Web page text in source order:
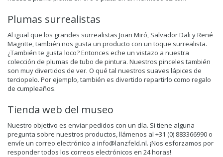
Plumas surrealistas
Al igual que los grandes surrealistas Joan Miró, Salvador Dali y René
Magritte, también nos gusta un producto con un toque surrealista.
¿También te gusta loco? Entonces eche un vistazo a nuestra
colección de plumas de tubo de pintura. Nuestros pinceles también
son muy divertidos de ver. O qué tal nuestros suaves lápices de
terciopelo. Por ejemplo, también es divertido repartirlo como regalo
de cumpleaños.
Tienda web del museo
Nuestro objetivo es enviar pedidos con un día. Si tiene alguna
pregunta sobre nuestros productos, llámenos al +31 (0) 883366990 o
envíe un correo electrónico a info@lanzfeld.nl. ¡Nos esforzamos por
responder todos los correos electrónicos en 24 horas!